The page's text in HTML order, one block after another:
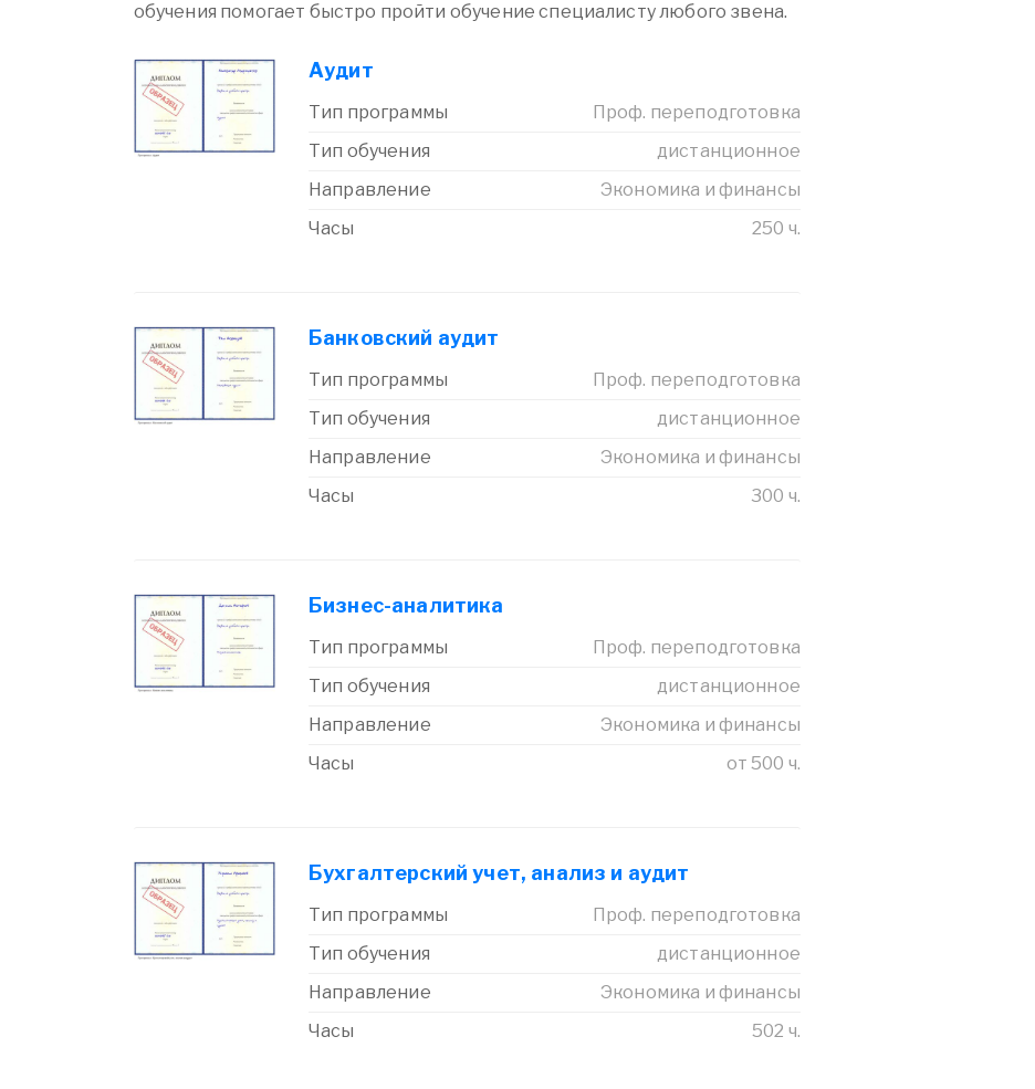
обучения помогает быстро пройти обучение специалисту любого звена.
Аудит
Тип программы
Проф. переподготовка
Тип обучения
дистанционное
Направление
Экономика и финансы
Часы
250 ч.
Банковский аудит
Тип программы
Проф. переподготовка
Тип обучения
дистанционное
Направление
Экономика и финансы
Часы
300 ч.
Бизнес-аналитика
Тип программы
Проф. переподготовка
Тип обучения
дистанционное
Направление
Экономика и финансы
Часы
от 500 ч.
Бухгалтерский учет, анализ и аудит
Тип программы
Проф. переподготовка
Тип обучения
дистанционное
Направление
Экономика и финансы
Часы
502 ч.